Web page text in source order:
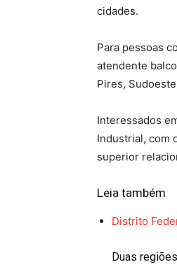
cidades.
Para pessoas
atendente
Pires,
Interessados
Industrial, com
superior
Leia também
Distrito
Duas